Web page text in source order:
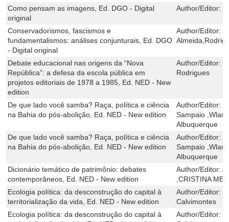
Como pensam as imagens, Ed. DGO - Digital
original
Author/Editor:
Conservadorismos, fascismos e
fundamentalismos: análises conjunturais, Ed. DGO
- Digital original
Author/Editor:
Debate educacional nas origens da “Nova
República”: a defesa da escola pública em
projetos editoriais de 1978 a 1985, Ed. NED - New
edition
Author/Editor:
Rodrigues
De que lado você samba? Raça, política e ciência
na Bahia do pós-abolição, Ed. NED - New edition
Author/Editor:
Sampaio
Albuquerque
De que lado você samba? Raça, política e ciência
na Bahia do pós-abolição, Ed. NED - New edition
Author/Editor:
Sampaio
Albuquerque
Dicionário temático de patrimônio: debates
contemporâneos, Ed. NED - New edition
Author/Editor:
,CRISTINA
Ecologia política: da desconstrução do capital à
territorialização da vida, Ed. NED - New edition
Author/Editor:
Calvimontes
Ecologia política: da desconstrução do capital à
Author/Editor: